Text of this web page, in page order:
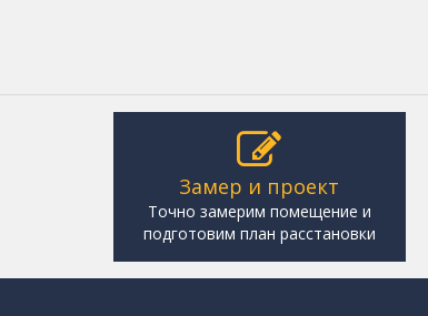
Замер и проект
Точно замерим помещение и
подготовим план расстановки